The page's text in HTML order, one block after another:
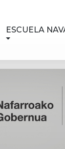
ESCUELA